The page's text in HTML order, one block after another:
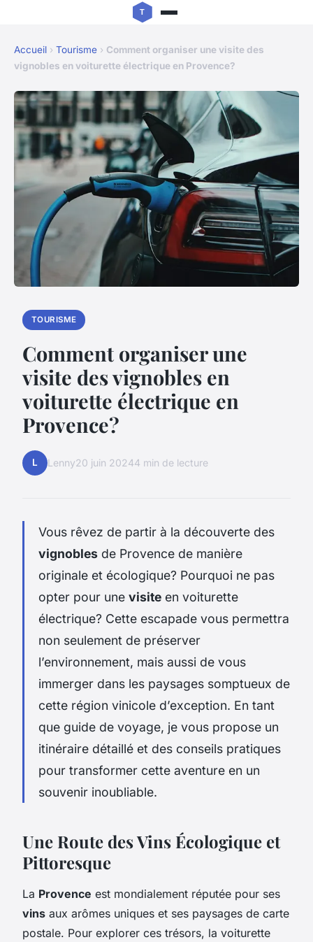
Accueil › Tourisme › Comment organiser une visite des
vignobles en voiturette électrique en Provence?
TOURISME
Comment organiser une
visite des vignobles en
voiturette électrique en
Provence?
L Lenny20 juin 20244 min de lecture
Vous rêvez de partir à la découverte des
vignobles de Provence de manière
originale et écologique? Pourquoi ne pas
opter pour une visite en voiturette
électrique? Cette escapade vous permettra
non seulement de préserver
l’environnement, mais aussi de vous
immerger dans les paysages somptueux de
cette région vinicole d’exception. En tant
que guide de voyage, je vous propose un
itinéraire détaillé et des conseils pratiques
pour transformer cette aventure en un
souvenir inoubliable.
Une Route des Vins Écologique et
Pittoresque
La Provence est mondialement réputée pour ses
vins aux arômes uniques et ses paysages de carte
postale. Pour explorer ces trésors, la voiturette